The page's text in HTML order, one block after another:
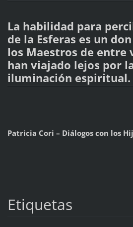
La habilidad para
de la Esferas es un
los Maestros de entre
han viajado lejos por
iluminación espiritual.
Patricia Cori – Diálogos con los
Etiquetas